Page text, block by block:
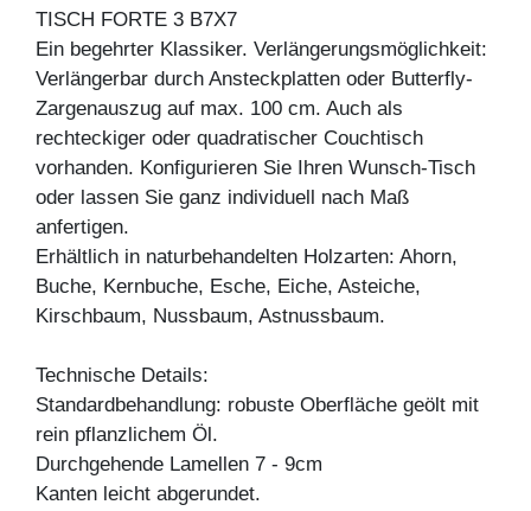
TISCH FORTE 3 B7X7
Ein begehrter Klassiker. Verlängerungsmöglichkeit:
Verlängerbar durch Ansteckplatten oder Butterfly-
Zargenauszug auf max. 100 cm. Auch als
rechteckiger oder quadratischer Couchtisch
vorhanden. Konfigurieren Sie Ihren Wunsch-Tisch
oder lassen Sie ganz individuell nach Maß
anfertigen.
Erhältlich in naturbehandelten Holzarten: Ahorn,
Buche, Kernbuche, Esche, Eiche, Asteiche,
Kirschbaum, Nussbaum, Astnussbaum.
Technische Details:
Standardbehandlung: robuste Oberfläche geölt mit
rein pflanzlichem Öl.
Durchgehende Lamellen 7 - 9cm
Kanten leicht abgerundet.